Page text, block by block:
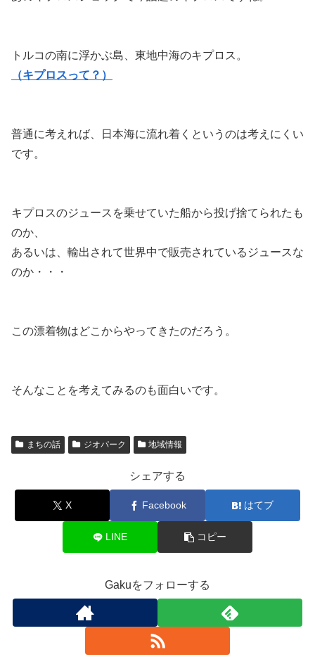
トルコの南に浮かぶ島、東地中海のキプロス。
（キプロスって？）
普通に考えれば、日本海に流れ着くというのは考えにくい
です。
キプロスのジュースを乗せていた船から投げ捨てられたも
のか、
あるいは、輸出されて世界中で販売されているジュースな
のか・・・
この漂着物はどこからやってきたのだろう。
そんなことを考えてみるのも面白いです。
まちの話 ジオパーク 地域情報
シェアする
X Facebook はてブ
LINE コピー
Gakuをフォローする